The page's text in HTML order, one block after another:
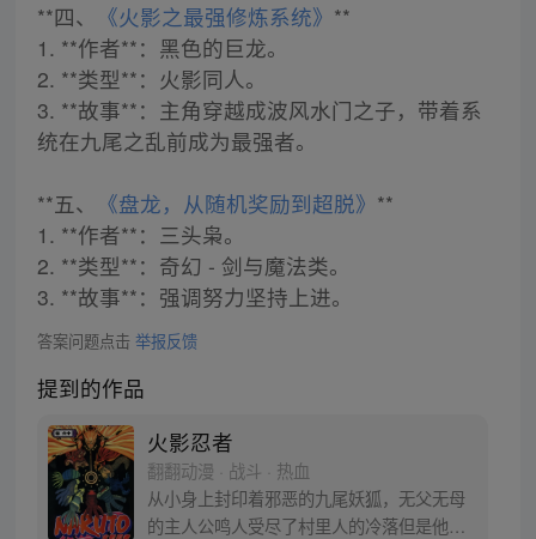
**四、 《火影之最强修炼系统》 **
1. **作者**：黑色的巨龙。
2. **类型**：火影同人。
3. **故事**：主角穿越成波风水门之子，带着系
统在九尾之乱前成为最强者。
**五、 《盘龙，从随机奖励到超脱》 **
1. **作者**：三头枭。
2. **类型**：奇幻 - 剑与魔法类。
3. **故事**：强调努力坚持上进。
答案问题点击 举报反馈
提到的作品
火影忍者
翻翻动漫 · 战斗 · 热血
从小身上封印着邪恶的九尾妖狐，无父无母
的主人公鸣人受尽了村里人的冷落但是他却